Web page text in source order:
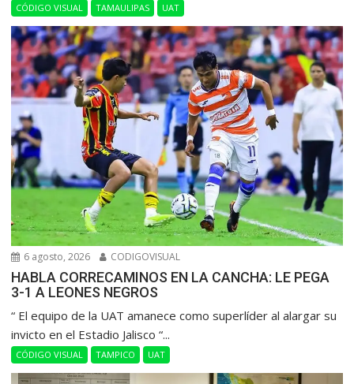
CÓDIGO VISUAL TAMAULIPAS UAT
6 agosto, 2026 CODIGOVISUAL
HABLA CORRECAMINOS EN LA CANCHA: LE PEGA
3-1 A LEONES NEGROS
“ El equipo de la UAT amanece como superlíder al alargar su
invicto en el Estadio Jalisco “...
CÓDIGO VISUAL TAMPICO UAT